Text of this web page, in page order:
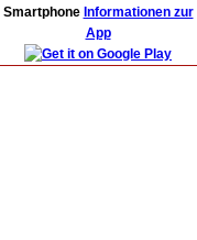
Smartphone Informationen zur
App